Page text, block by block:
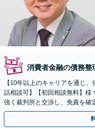
消費者金融の債務整
【10年以上のキャリアを通じ
話相談可】【初回相談無料】様
強く裁判所と交渉し、免責を確
ットやデメリットを分かりやす